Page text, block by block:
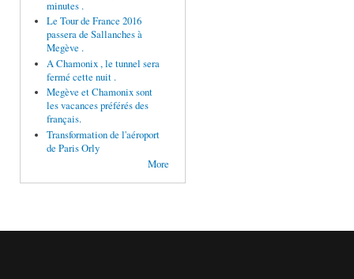
minutes .
Le Tour de France 2016
passera de Sallanches à
Megève .
A Chamonix , le tunnel sera
fermé cette nuit .
Megève et Chamonix sont
les vacances préférés des
français.
Transformation de l'aéroport
de Paris Orly
More